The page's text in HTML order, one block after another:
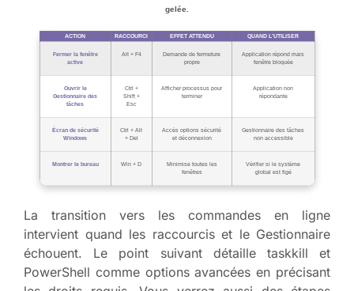
gelée.
ACTION RACCOURCI EFFET ATTENDU QUAND L’UTILISER
Fermer la fenêtre
active
Alt + F4
Demande de fermeture
propre
Application répond mais
fenêtre bloquée
Ouvrir le
Gestionnaire des
tâches
Ctrl +
Shift +
Esc
Afficher processus pour
terminer
Application non
répondante
Écran de sécurité
Windows
Ctrl + Alt
+ Del
Accès options sécurité
et déconnexion
Gestionnaire des tâches
non accessible
Montrer le bureau Win + D
Minimise toutes les
fenêtres
Vérifier si le système
global est figé
La transition vers les commandes en ligne
intervient quand les raccourcis et le Gestionnaire
échouent. Le point suivant détaille taskkill et
PowerShell comme options avancées en précisant